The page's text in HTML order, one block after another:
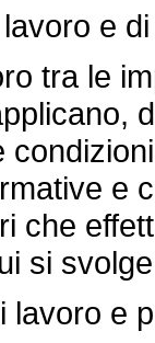
e
tra le
e
che
si
e